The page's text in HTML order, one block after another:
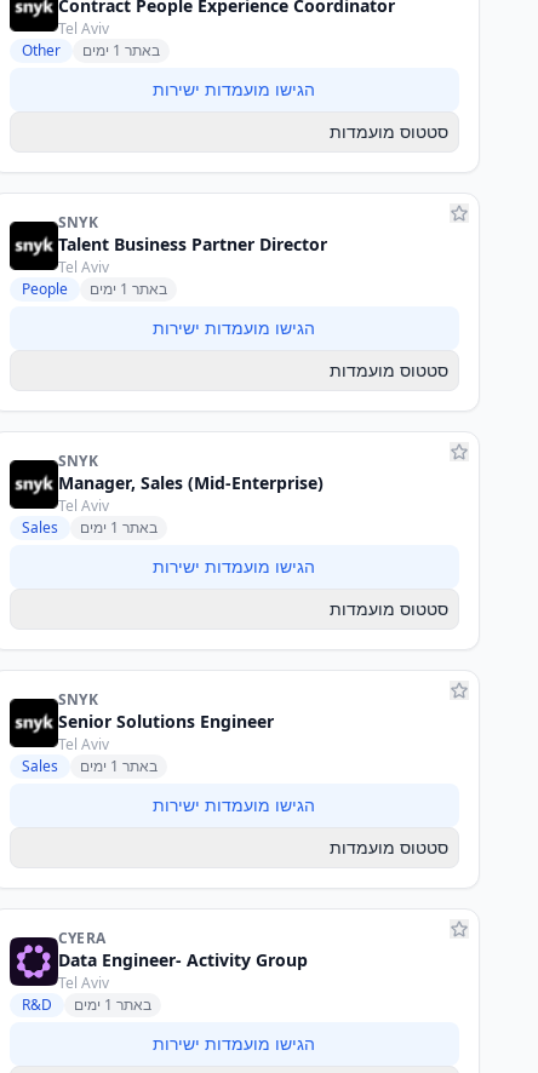
Contract People Experience Coordinator
Tel Aviv
Other
באתר 1 ימים
הגישו מועמדות ישירות
סטטוס מועמדות
SNYK
Talent Business Partner Director
Tel Aviv
People
באתר 1 ימים
הגישו מועמדות ישירות
סטטוס מועמדות
SNYK
Manager, Sales (Mid-Enterprise)
Tel Aviv
Sales
באתר 1 ימים
הגישו מועמדות ישירות
סטטוס מועמדות
SNYK
Senior Solutions Engineer
Tel Aviv
Sales
באתר 1 ימים
הגישו מועמדות ישירות
סטטוס מועמדות
CYERA
Data Engineer- Activity Group
Tel Aviv
R&D
באתר 1 ימים
הגישו מועמדות ישירות